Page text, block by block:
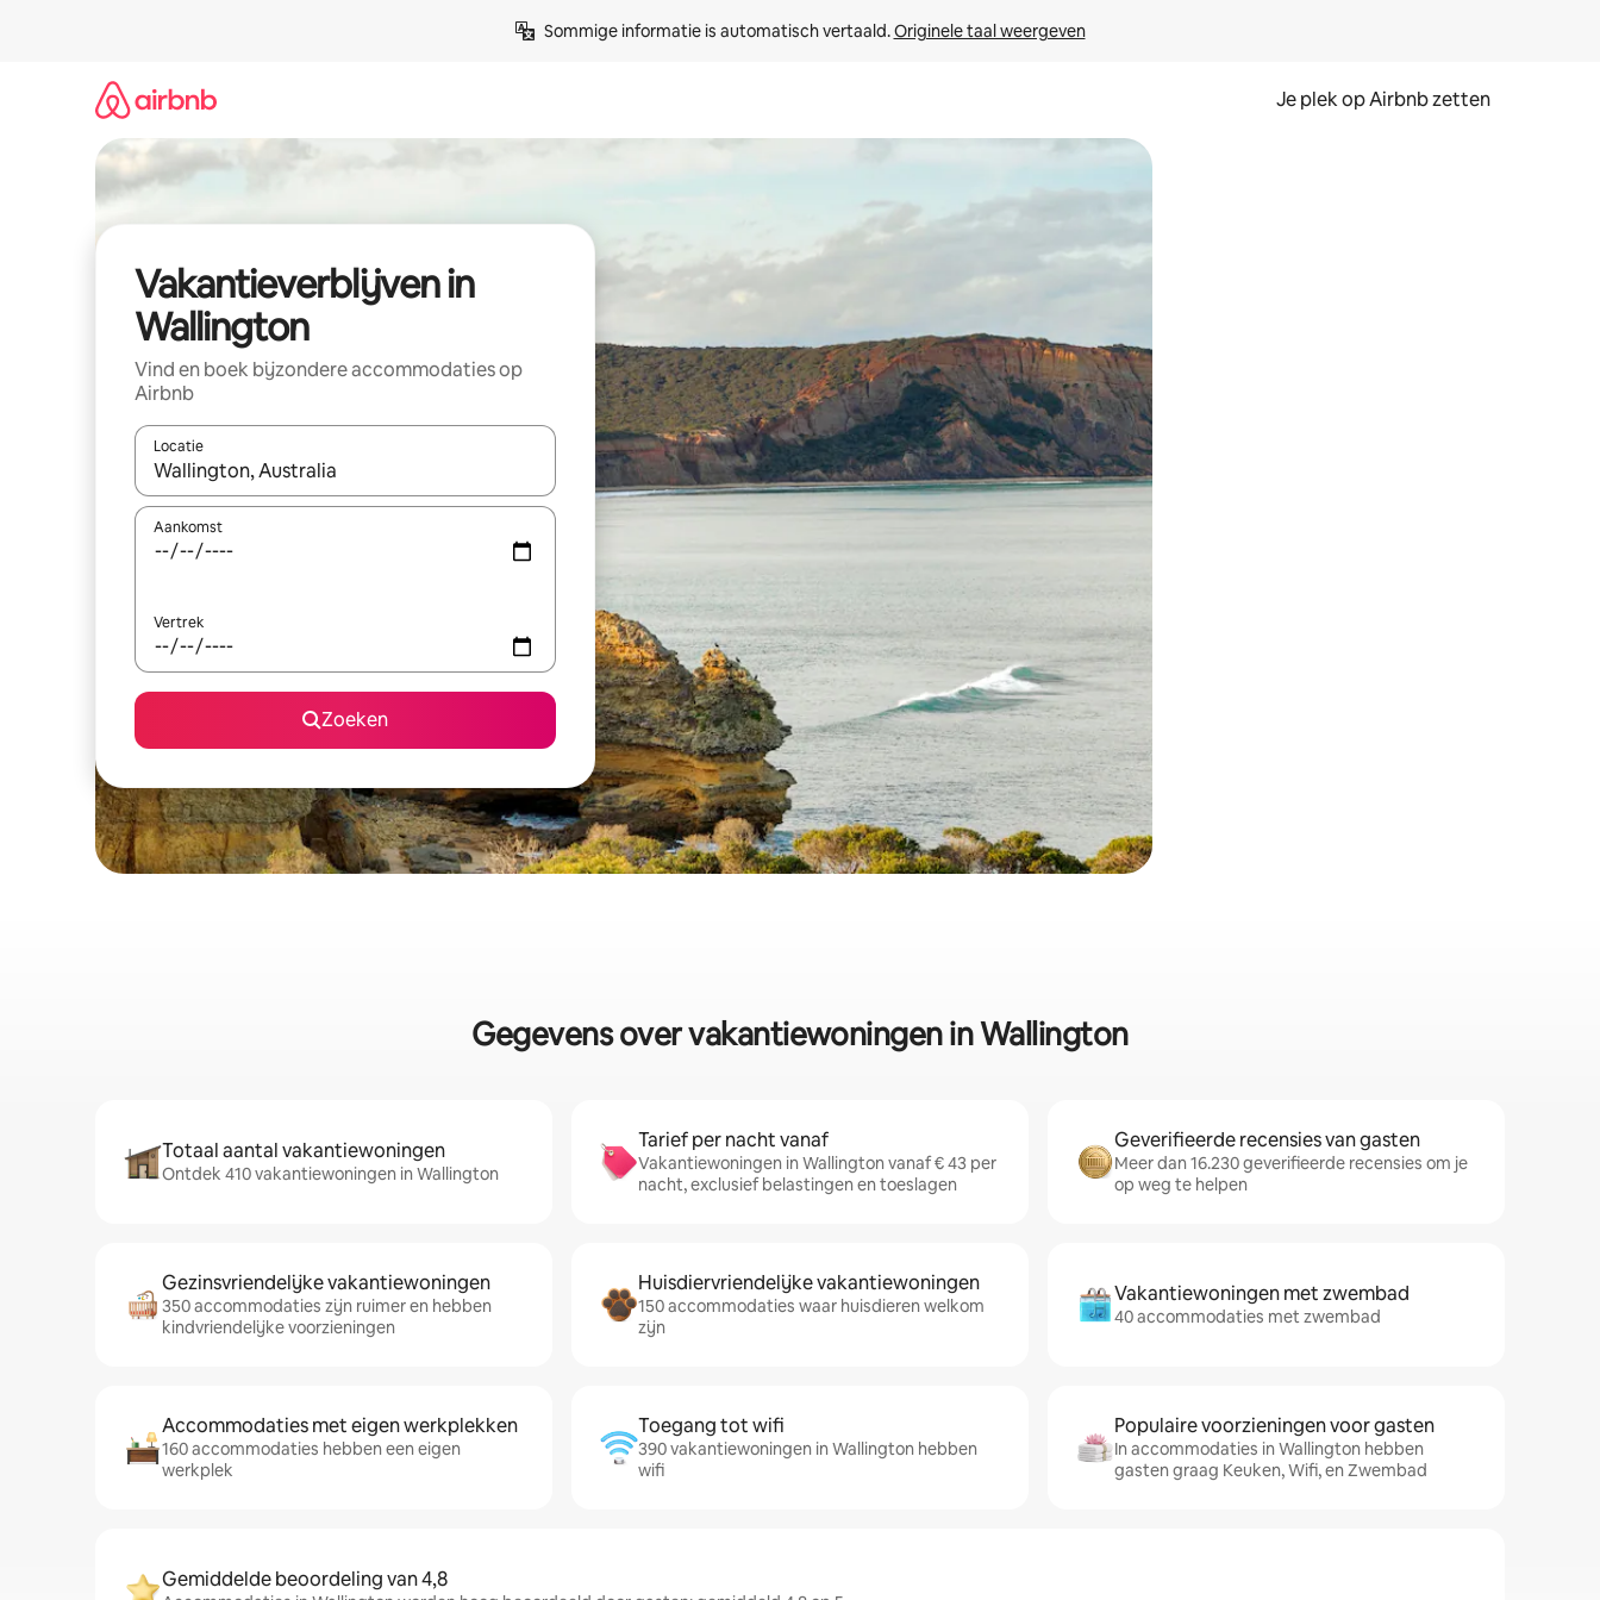
Sommige informatie is automatisch vertaald. Originele taal weergeven
Je plek op Airbnb zetten
Vakantieverblijven in
Wallington
Vind en boek bijzondere accommodaties op
Airbnb
Locatie
Wanneer er resultaten beschikbaar zijn, maak je een keuze met je de pijltjestoetsen omhoog en omlaag, óf door te tikken of swipen.
Aankomst
Vertrek
Zoeken
Gegevens over vakantiewoningen in Wallington
Totaal aantal vakantiewoningen
Ontdek 410 vakantiewoningen in Wallington
Tarief per nacht vanaf
Vakantiewoningen in Wallington vanaf € 43 per
nacht, exclusief belastingen en toeslagen
Geverifieerde recensies van gasten
Meer dan 16.230 geverifieerde recensies om je
op weg te helpen
Gezinsvriendelijke vakantiewoningen
350 accommodaties zijn ruimer en hebben
kindvriendelijke voorzieningen
Huisdiervriendelijke vakantiewoningen
150 accommodaties waar huisdieren welkom
zijn
Vakantiewoningen met zwembad
40 accommodaties met zwembad
Accommodaties met eigen werkplekken
160 accommodaties hebben een eigen
werkplek
Toegang tot wifi
390 vakantiewoningen in Wallington hebben
wifi
Populaire voorzieningen voor gasten
In accommodaties in Wallington hebben
gasten graag Keuken, Wifi, en Zwembad
Gemiddelde beoordeling van 4,8